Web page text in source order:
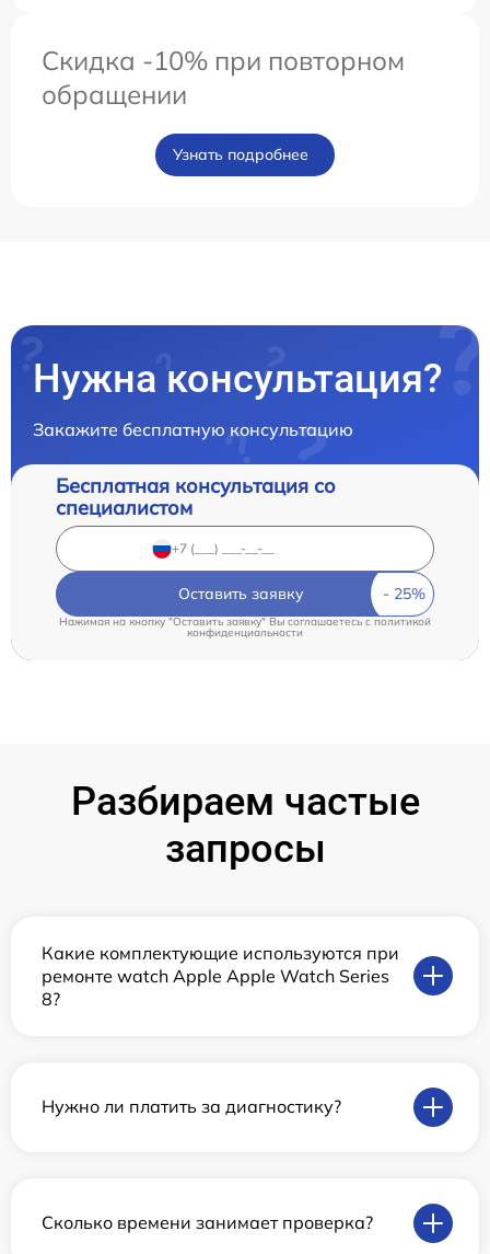
Скидка -10% при повторном
обращении
Узнать подробнее
Нужна консультация?
Закажите бесплатную консультацию
Бесплатная консультация со
специалистом
Оставить заявку
Нажимая на кнопку "Оставить заявку" Вы соглашаетесь cполитикой
конфиденциальности
Разбираем частые
запросы
Какие комплектующие используются при
ремонте watch Apple Apple Watch Series
8?
Нужно ли платить за диагностику?
Сколько времени занимает проверка?